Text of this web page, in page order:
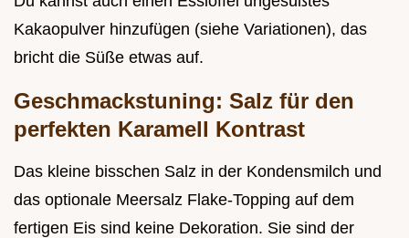
Kakaopulver hinzufügen (siehe Variationen), das
bricht die Süße etwas auf.
Geschmackstuning: Salz für den
perfekten Karamell Kontrast
Das kleine bisschen Salz in der Kondensmilch und
das optionale Meersalz Flake-Topping auf dem
fertigen Eis sind keine Dekoration. Sie sind der